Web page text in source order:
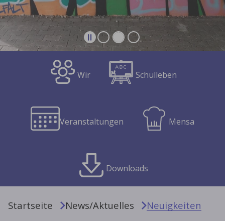
Wir Schulleben
Veranstaltungen Mensa
Downloads
Startseite News/Aktuelles Neuigkeiten